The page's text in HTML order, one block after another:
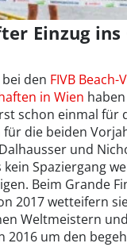
Einzug ins
den FIVB Beach-
in Wien
schon einmal für
für die beiden
und
kein Spaziergang
Beim Grande
2017 wetteifern
Weltmeistern
2016 um den